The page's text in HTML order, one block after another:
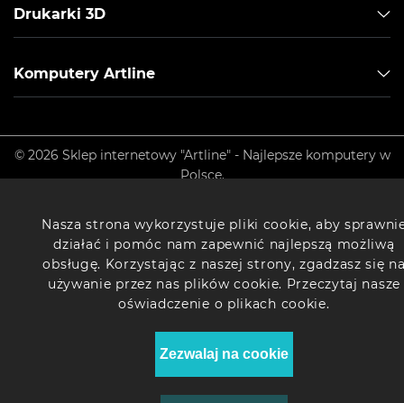
Drukarki 3D
Komputery Artline
© 2026 Sklep internetowy "Artline" - Najlepsze komputery w
Polsce.
Nasza strona wykorzystuje pliki cookie, aby
działać i pomóc nam zapewnić najlepszą możliwą
obsługę. Korzystając z naszej strony, zgadzasz się
używanie przez nas plików cookie. Przeczytaj nasze
oświadczenie o plikach cookie.
Zezwalaj na cookie